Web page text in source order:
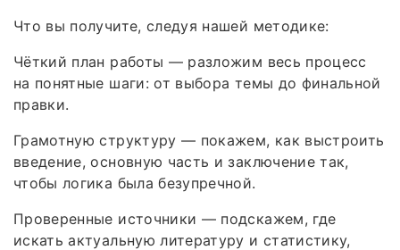
Что вы получите, следуя нашей методике:
Чёткий план работы — разложим весь процесс
на понятные шаги: от выбора темы до финальной
правки.
Грамотную структуру — покажем, как выстроить
введение, основную часть и заключение так,
чтобы логика была безупречной.
Проверенные источники — подскажем, где
искать актуальную литературу и статистику,